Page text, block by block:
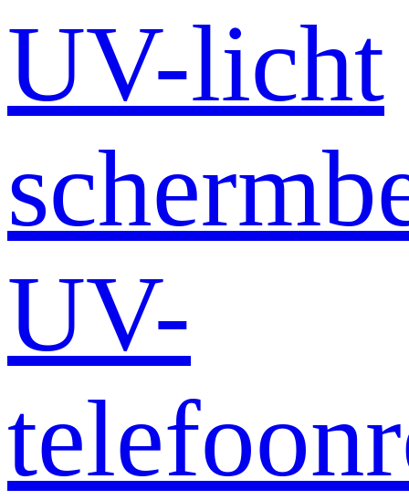
UV-licht
UV-